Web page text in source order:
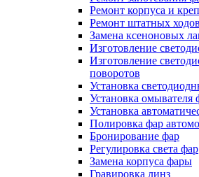
Ремонт корпуса и
Ремонт штатных
Замена ксеноновых
Изготовление
Изготовление
поворотов
Установка
Установка омывателя
Установка
Полировка фар
Бронирование фар
Регулировка света фар
Замена корпуса фары
Гравировка линз